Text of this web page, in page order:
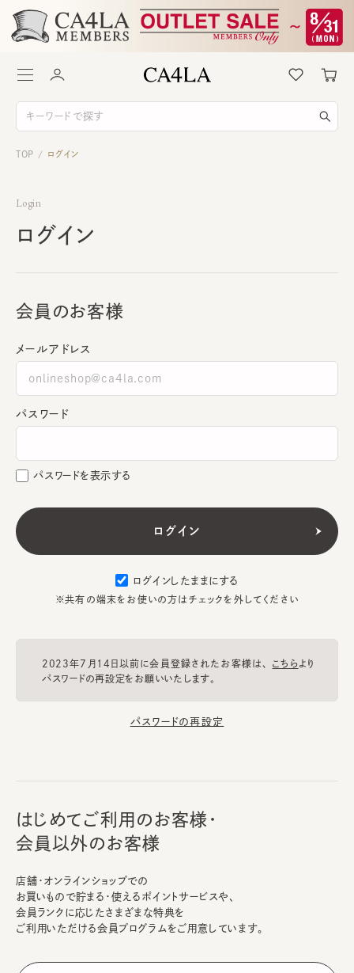
TOP / ログイン
Login
ログイン
会員のお客様
メールアドレス
パスワード
パスワードを表示する
ログインしたままにする
※共有の端末をお使いの方はチェックを外してください
2023年7月14日以前に会員登録されたお客様は、 こちらより
パスワードの再設定をお願いいたします。
パスワードの再設定
はじめてご利用のお客様・
会員以外のお客様
店舗・オンラインショップでの
お買いもので貯まる・使えるポイントサービスや、
会員ランクに応じたさまざまな特典を
ご利用いただける会員プログラムをご用意しています。